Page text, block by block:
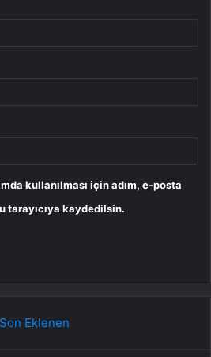
kullanılması için adım, e-posta
tarayıcıya kaydedilsin.
Son Eklenen